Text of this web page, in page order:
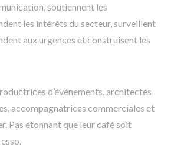
soutiennent les
les intérêts du secteur, surveillent
aux urgences et construisent les
d’événements, architectes
accompagnatrices commerciales et
Pas étonnant que leur café soit